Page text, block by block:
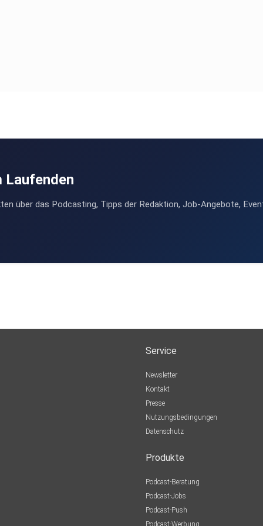
Laufenden
über das Podcasting, Tipps der Redaktion, Job-Angebote,
Service
Newsletter
Kontakt
Presse
Nutzungsbedingungen
Datenschutz
Produkte
Podcast-Beratung
Podcast-Jobs
Podcast-Push
Podcast-Werbung